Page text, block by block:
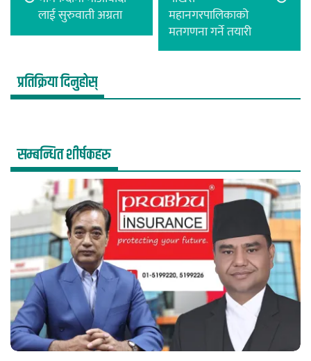
लाई सुरुवाती अग्रता
महानगरपालिकाको
मतगणना गर्ने तयारी
प्रतिक्रिया दिनुहोस्
सम्बन्धित शीर्षकहरु